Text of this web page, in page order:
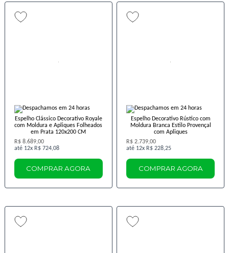
Espelho Clássico Decorativo Royale
com Moldura e Apliques Folheados
em Prata 120x200 CM
R$ 8.689,00
12x R$ 724,08
COMPRAR AGORA
Espelho Decorativo Rústico com
Moldura Branca Estilo Provençal
com Apliques
R$ 2.739,00
12x R$ 228,25
COMPRAR AGORA